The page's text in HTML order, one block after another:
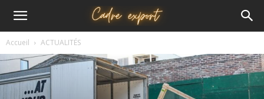
Cadre
export
Accueil ACTUALITÉS